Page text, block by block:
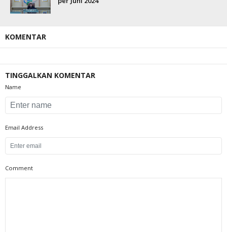
KOMENTAR
TINGGALKAN KOMENTAR
Name
Email Address
Comment